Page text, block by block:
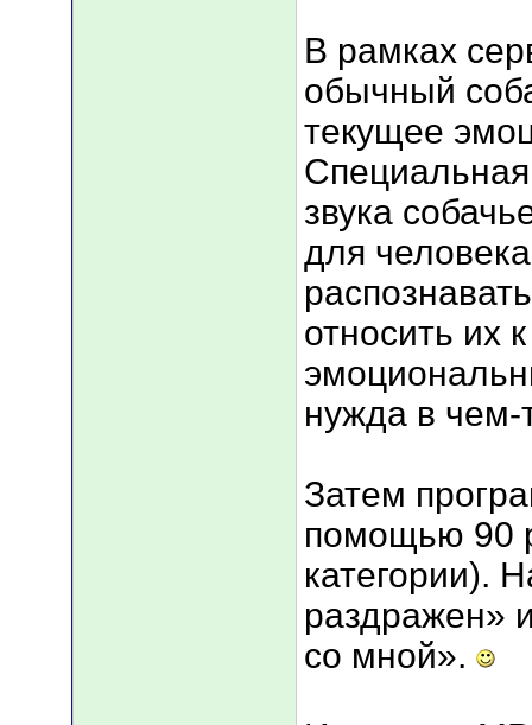
В рамках
обычный
текущее
звука
для
относить их
нужда в чем-
Затем
помощью 90
категории).
раздражен»
со мной».